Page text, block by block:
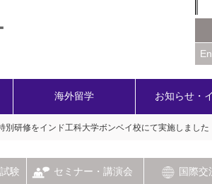
海外留学 お知らせ・
別研修をインド工科大学ボンベイ校にて実施しました
験 セミナー・講演会 国際交